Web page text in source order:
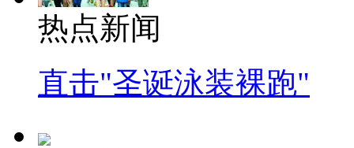
热点新闻
直击"圣诞泳装裸跑"